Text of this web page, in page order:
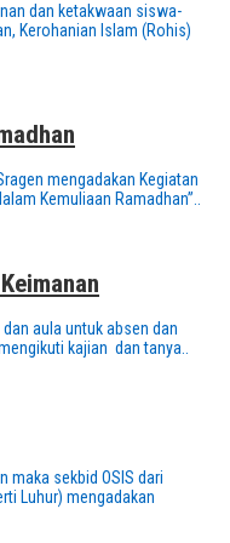
dan ketakwaan siswa-
Kerohanian Islam (Rohis)
mengadakan Kegiatan
Kemuliaan Ramadhan”..
aula untuk absen dan
kajian dan tanya..
maka sekbid OSIS dari
Luhur) mengadakan